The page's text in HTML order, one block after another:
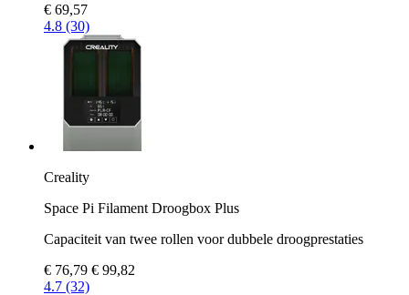
€ 69,57
4.8 (30)
Creality
Space Pi Filament Droogbox Plus
Capaciteit van twee rollen voor dubbele droogprestaties
€ 76,79 € 99,82
4.7 (32)